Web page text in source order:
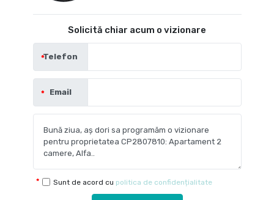
Solicită chiar acum o vizionare
Telefon
Email
Sunt de acord cu politica de confidențialitate